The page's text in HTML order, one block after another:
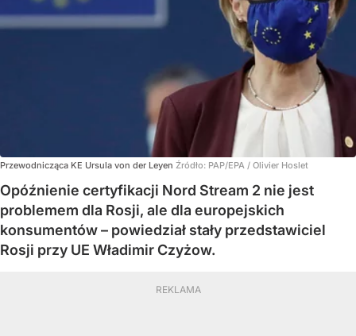
Przewodnicząca KE Ursula von der Leyen Źródło: PAP/EPA / Olivier Hoslet
Opóźnienie certyfikacji Nord Stream 2 nie jest
problemem dla Rosji, ale dla europejskich
konsumentów – powiedział stały przedstawiciel
Rosji przy UE Władimir Czyżow.